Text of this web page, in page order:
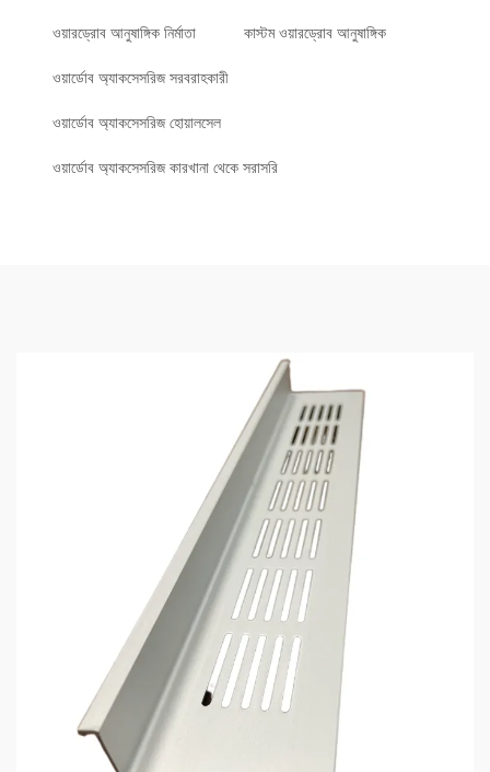
ওয়ারড্রোব আনুষাঙ্গিক নির্মাতা কাস্টম ওয়ারড্রোব আনুষাঙ্গিক
ওয়ার্ডোব অ্যাকসেসরিজ সরবরাহকারী
ওয়ার্ডোব অ্যাকসেসরিজ হোয়ালসেল
ওয়ার্ডোব অ্যাকসেসরিজ কারখানা থেকে সরাসরি